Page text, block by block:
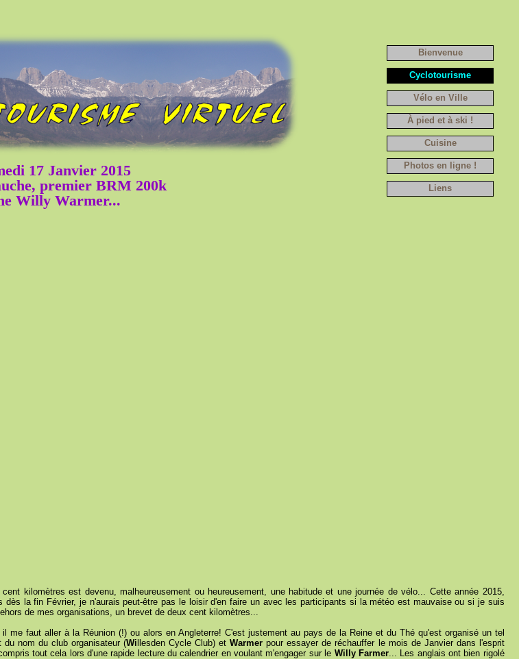
17 Janvier 2015
premier BRM 200k
Willy Warmer...
Bienvenue
Cyclotourisme
Vélo en Ville
À pied et à ski !
Cuisine
Photos en ligne !
Liens
kilomètres est devenu, malheureusement ou heureusement, une habitude et une journée de vélo... Cette année 2015,
la fin Février, je n'aurais peut-être pas le loisir d'en faire un avec les participants si la météo est mauvaise ou si je suis
de mes organisations, un brevet de deux cent kilomètres...
me faut aller à la Réunion (!) ou alors en Angleterre! C'est justement au pays de la Reine et du Thé qu'est organisé un tel
du nom du club organisateur (Willesden Cycle Club) etWarmer pour essayer de réchauffer le mois de Janvier dans l'esprit
tout cela lors d'une rapide lecture du calendrier en voulant m'engager sur le Willy Farmer... Les anglais ont bien rigolé